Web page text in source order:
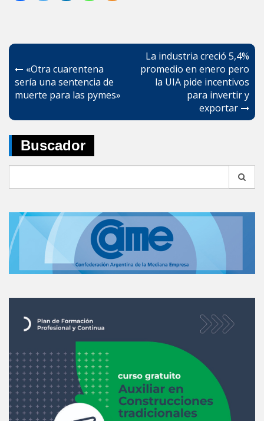
Navegación
de
entradas
«Otra cuarentena
sería una sentencia de
muerte para las pymes»
La industria creció 5,4%
promedio en enero pero
la UIA pide incentivos
para invertir y
exportar
Buscador